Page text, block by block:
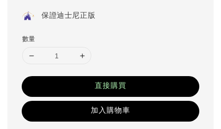
保證迪士尼正版
數量
直接購買
加入購物車